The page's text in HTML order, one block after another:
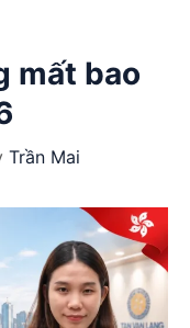
mất bao
Trần Mai